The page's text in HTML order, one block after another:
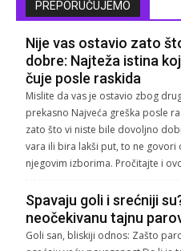
PREPORUČUJEMO
Nije vas ostavio zato
dobre: Najteža istina
čuje posle raskida
Mislite da vas je ostavio zbog
prekasno Najveća greška posle
zato što vi niste bile dovoljno
vara ili bira lakši put, to ne
njegovim izborima. Pročitajte i
Spavaju goli i srećniji
neočekivanu tajnu
Goli san, bliskiji odnos: Zašto